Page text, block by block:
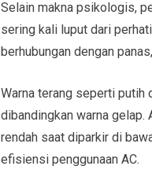
Selain makna psikologis,
sering kali luput dari
berhubungan dengan
Warna terang seperti putih
dibandingkan warna gelap.
rendah saat diparkir di
efisiensi penggunaan AC.